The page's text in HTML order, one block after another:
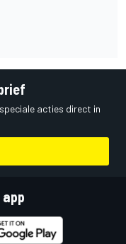
acties direct in